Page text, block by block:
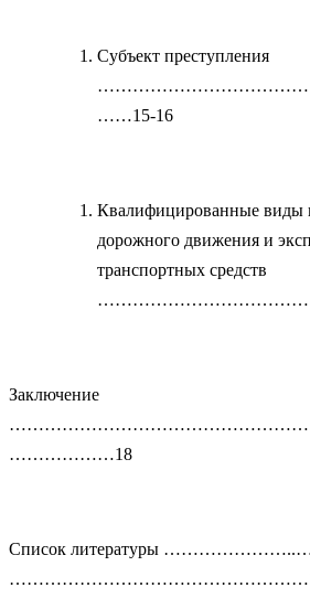
Субъект преступления
……15-16
Квалифицированные виды
дорожного движения и
транспортных средств
Заключение
………………18
Список литературы